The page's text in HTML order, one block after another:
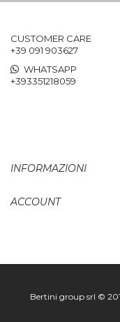
CUSTOMER CARE
+39 091 903627
WHATSAPP
+393351218059
INFORMAZIONI
ACCOUNT
Bertini group srl ©